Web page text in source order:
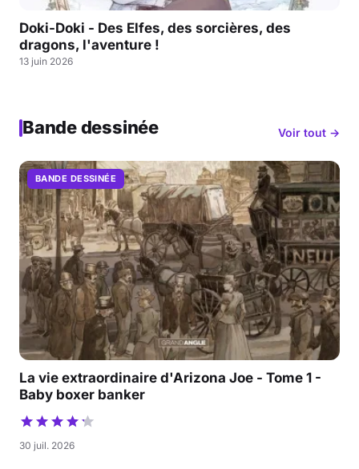
Doki-Doki - Des Elfes, des sorcières, des
dragons, l'aventure !
13 juin 2026
Bande dessinée Voir tout →
BANDE DESSINÉE
La vie extraordinaire d'Arizona Joe - Tome 1 -
Baby boxer banker
30 juil. 2026